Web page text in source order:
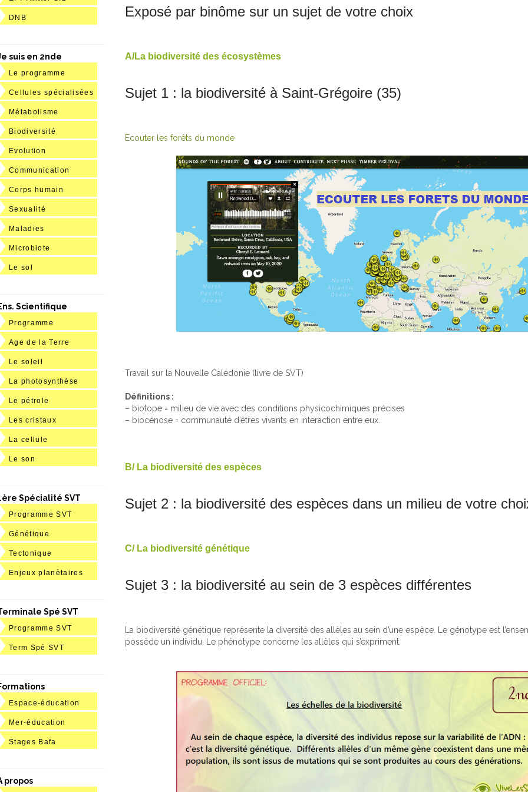
Exposé par binôme sur un sujet de votre choix
A/La biodiversité des écosystèmes
Sujet 1 : la biodiversité à Saint-Grégoire (35)
Ecouter les forêts du monde
Travail sur la Nouvelle Calédonie (livre de SVT)
Définitions :
– biotope = milieu de vie avec des conditions physicochimiques précises
– biocénose = communauté d’êtres vivants en interaction entre eux.
B/ La biodiversité des espèces
Sujet 2 : la biodiversité des espèces dans un milieu de votre
C/ La biodiversité génétique
Sujet 3 : la biodiversité au sein de 3 espèces différentes
La biodiversité génétique représente la diversité des allèles au sein d’une espèce. Le génotype est
possède un individu. Le phénotype concerne les allèles qui s’expriment.
DNB
suis en 2nde
Le programme
Cellules spécialisées
Métabolisme
Biodiversité
Evolution
Communication
Corps humain
Sexualité
Maladies
Microbiote
Le sol
Scientifique
Programme
Age de la Terre
Le soleil
La photosynthèse
Le pétrole
Les cristaux
La cellule
Le son
Spécialité SVT
Programme SVT
Génétique
Tectonique
Enjeux planètaires
Spé SVT
Programme SVT
Term Spé SVT
Espace-éducation
Mer-éducation
Stages Bafa
propos